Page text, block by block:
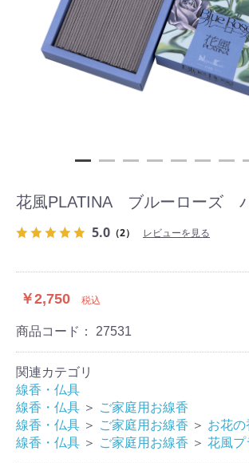
花風PLATINA ブルーローズ
5.0 （2） レビューを見る
￥2,750 税込
商品コード： 27531
関連カテゴリ
線香・仏具
線香・仏具 ＞ ご家庭用お線香
線香・仏具 ＞ ご家庭用お線香 ＞ お花の
線香・仏具 ＞ ご家庭用お線香 ＞ 花風プ